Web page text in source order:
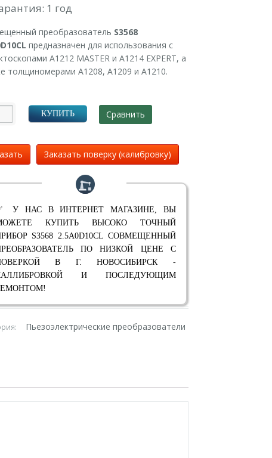
1 год
преобразователь S3568
предназначен для использования с
А1212 MASTER и А1214 EXPERT, а
толщиномерами А1208, А1209 и А1210.
КУПИТЬ Сравнить
Заказать поверку (калибровку)
У НАС В ИНТЕРНЕТ МАГАЗИНЕ, ВЫ
КУПИТЬ ВЫСОКО ТОЧНЫЙ
S3568 2.5A0D10CL СОВМЕЩЕННЫЙ
ПО НИЗКОЙ ЦЕНЕ С
В Г. НОВОСИБИРСК -
И ПОСЛЕДУЮЩИМ
Пьезоэлектрические преобразователи